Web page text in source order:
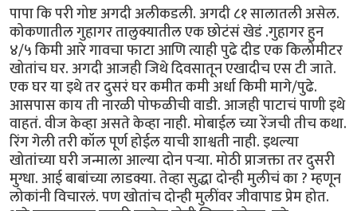
पापा कि परी गोष्ट अगदी अलीकडली. अगदी ८१ सालातली असेल.
कोकणातील गुहागर तालुक्यातील एक छोटंसं खेडं .गुहागर हुन
४/५ किमी आरे गावचा फाटा आणि त्याही पुढे दीड एक किलोमीटर
खोतांच घर. अगदी आजही जिथे दिवसातून एखादीच एस टी जाते.
एक घर या इथे तर दुसरं घर कमीत कमी अर्धा किमी मागे/पुढे.
आसपास काय ती नारळी पोफळीची वाडी. आजही पाटाचं पाणी इथे
वाहतं. वीज केव्हा असते केव्हा नाही. मोबाईल च्या रेंजची तीच कथा.
रिंग गेली तरी कॉल पूर्ण होईल याची शाश्वती नाही. इथल्या
खोतांच्या घरी जन्माला आल्या दोन पऱ्या. मोठी प्राजक्ता तर दुसरी
मुग्धा. आई बाबांच्या लाडक्या. तेव्हा सुद्धा दोन्ही मुलीचं का ? म्हणून
लोकांनी विचारलं. पण खोतांच दोन्ही मुलींवर जीवापाड प्रेम होत.